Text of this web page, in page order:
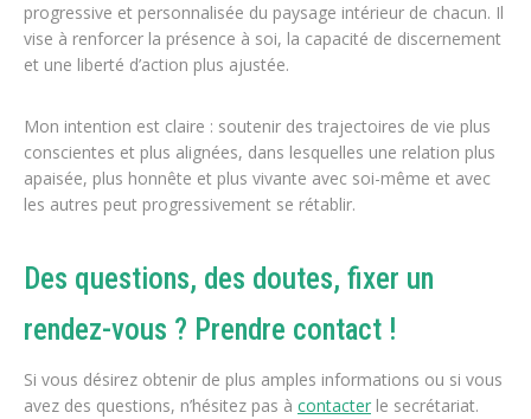
progressive et personnalisée du paysage intérieur de chacun. Il
vise à renforcer la présence à soi, la capacité de discernement
et une liberté d’action plus ajustée.
Mon intention est claire : soutenir des trajectoires de vie plus
conscientes et plus alignées, dans lesquelles une relation plus
apaisée, plus honnête et plus vivante avec soi-même et avec
les autres peut progressivement se rétablir.
Des questions, des doutes, fixer un
rendez-vous ? Prendre contact !
Si vous désirez obtenir de plus amples informations ou si vous
avez des questions, n’hésitez pas à contacter le secrétariat.